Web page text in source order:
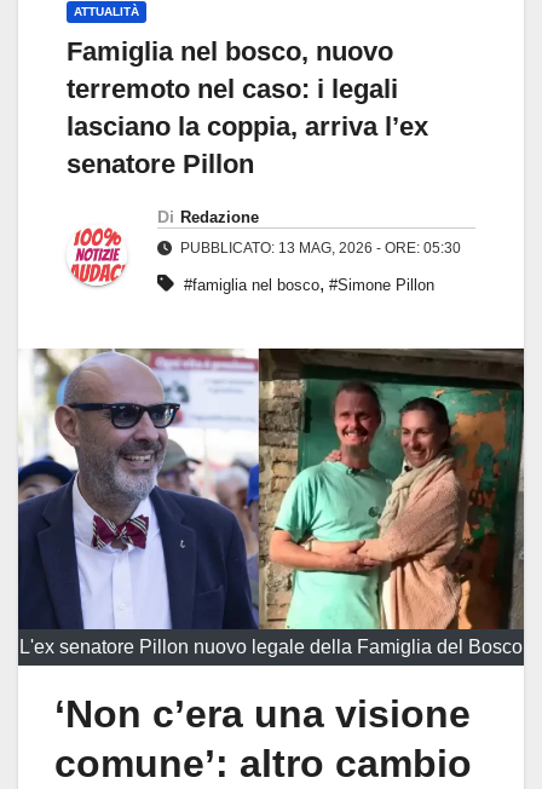
ATTUALITÀ
Famiglia nel bosco, nuovo
terremoto nel caso: i legali
lasciano la coppia, arriva l’ex
senatore Pillon
Di Redazione
PUBBLICATO: 13 MAG, 2026 - ORE: 05:30
#famiglia nel bosco, #Simone Pillon
L'ex senatore Pillon nuovo legale della Famiglia del Bosco
‘Non c’era una visione
comune’: altro cambio